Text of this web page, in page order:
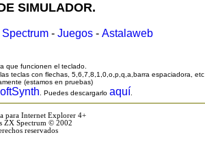
SIMULADOR.
- Juegos - Astalaweb
que funcionen el teclado.
teclas con flechas, 5,6,7,8,1,0,o,p,q,a,barra espaciadora, etc
(estamos en pruebas)
. Puedes descargarlo aquí
para Internet Explorer 4+
ZX Spectrum © 2002
reservados